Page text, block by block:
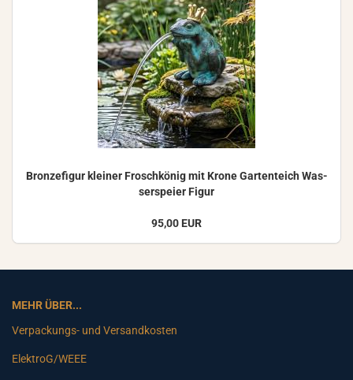
Bron­ze­fi­gur klei­ner Frosch­kö­nig mit Krone Gar­ten­teich Was­
ser­spei­er Figur
95,00 EUR
MEHR ÜBER...
Verpackungs- und Versandkosten
ElektroG/WEEE